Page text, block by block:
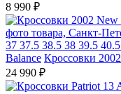
8 990 ₽
37 37.5 38.5 38 39.5 40.5
Balance Кроссовки 2002
24 990 ₽